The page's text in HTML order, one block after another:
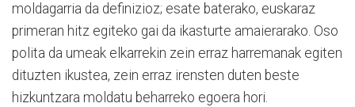
moldagarria da definizioz; esate baterako, euskaraz
primeran hitz egiteko gai da ikasturte amaierarako. Oso
polita da umeak elkarrekin zein erraz harremanak egiten
dituzten ikustea, zein erraz irensten duten beste
hizkuntzara moldatu beharreko egoera hori.